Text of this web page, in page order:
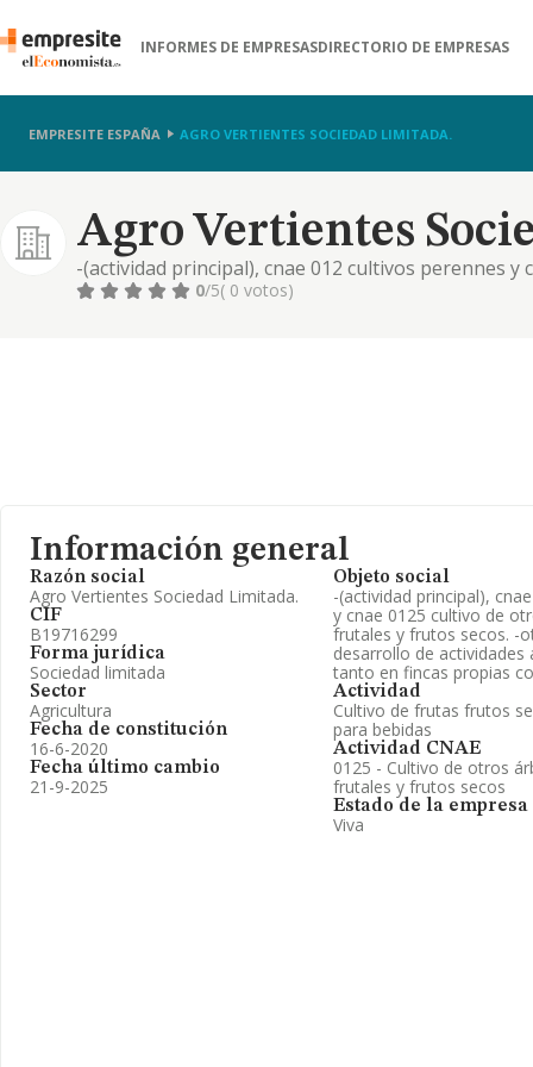
INFORMES DE EMPRESASDIRECTORIO DE EMPRESAS
EMPRESITE ESPAÑA AGRO VERTIENTES SOCIEDAD LIMITADA.
Agro Vertientes
-(actividad principal), cnae 012 cultivos perennes
frutales y frutos secos. -otras actividades:-el
0/5( 0 votos)
Información general
Razón social
Agro Vertientes Sociedad Limitada.
CIF
B19716299
Forma jurídica
Sociedad limitada
Sector
Agricultura
Fecha de constitución
16-6-2020
Fecha último cambio
21-9-2025
Objeto social
-(actividad principal),
y cnae 0125 cultivo de
frutales y frutos secos. -
desarrollo de actividades
tanto en fincas propias
Actividad
Cultivo de frutas frutos
para bebidas
Actividad CNAE
0125 - Cultivo de otros
frutales y frutos secos
Estado de la empresa
Viva